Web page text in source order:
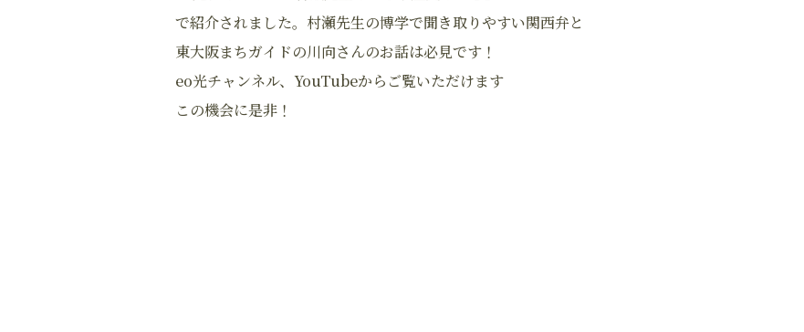
で紹介されました。村瀬先生の博学で聞き取りやすい関西弁と
東大阪まちガイドの川向さんのお話は必見です！
eo光チャンネル、YouTubeからご覧いただけます
この機会に是非！